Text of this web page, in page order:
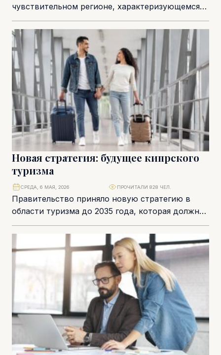
чувствительном регионе, характеризующемся
высокой частотой вооружённых конфликтов на
протяжении последних 60–70 лет. При этом сам
остров...
Новая стратегия: будущее кипрского
туризма
Правительство приняло новую стратегию в
области туризма до 2035 года, которая должна
значительно укрепить конкурентоспособности
национальной экономики и ускорить
качественное...
СРЕДА, 6 МАЯ, 2026 ПРОЧИТАЛИ 828 ЧЕЛ.